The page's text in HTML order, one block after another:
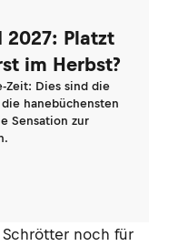
2027: Platzt
im Herbst?
Zeit: Dies sind die
hanebüchensten
Sensation zur
noch für